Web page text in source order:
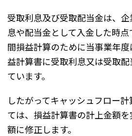
受取利息及び受取配当金は、
息や配当金として入金した時
間損益計算のために当事業年
益計算書に受取利息又は受取
ています。
したがってキャッシュフロー
ては、損益計算書の計上金額
額に修正します。